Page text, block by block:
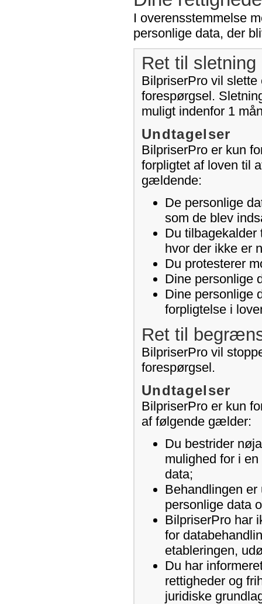
I overensstemmelse
personlige data, der
Ret til
BilpriserPro vil
forespørgsel.
muligt indenfor 1
Undtagelser
BilpriserPro er kun
forpligtet af loven til
gældende:
De personlige
som de blev
Du tilbagekalder
hvor der ikke er
Du protesterer
Dine personlige
Dine personlige
forpligtelse i
Ret til
BilpriserPro vil
forespørgsel.
Undtagelser
BilpriserPro er kun
af følgende gælder:
Du bestrider
mulighed for i
data;
Behandlingen
personlige data
BilpriserPro har
for
etableringen,
Du har
rettigheder og
juridiske